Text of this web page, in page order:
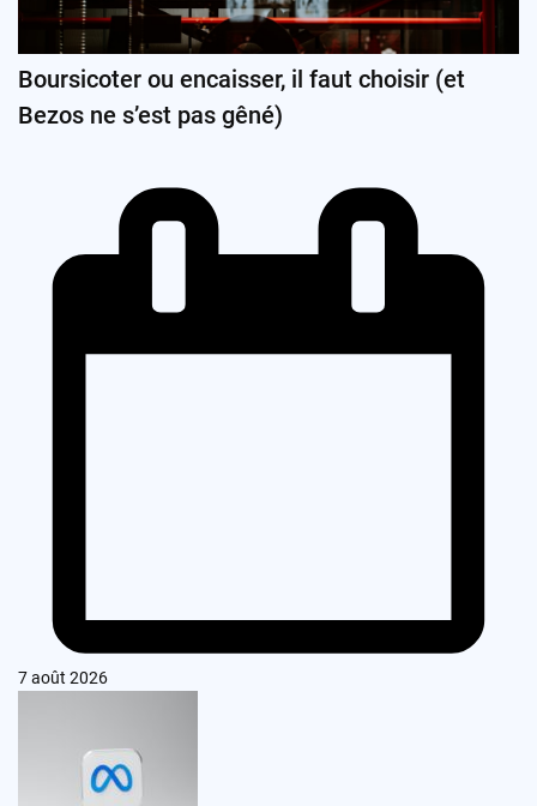
Boursicoter ou encaisser, il faut choisir (et
Bezos ne s’est pas gêné)
7 août 2026